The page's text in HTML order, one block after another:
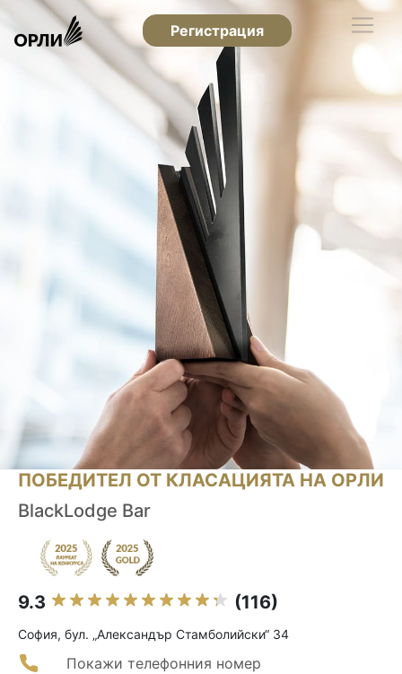
Регистрация
ПОБЕДИТЕЛ ОТ КЛАСАЦИЯТА НА ОРЛИ
BlackLodge Bar
9.3 (116)
София, бул. „Александър Стамболийски“ 34
Покажи телефонния номер